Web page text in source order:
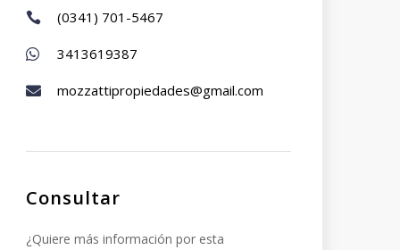
 (0341) 701-5467
 3413619387
 mozzattipropiedades@gmail.com
Consultar
¿Quiere más información por esta